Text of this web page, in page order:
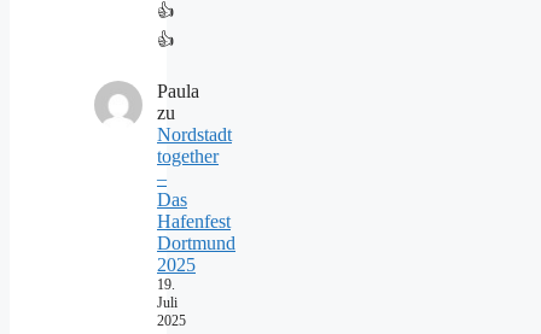
👍
👍
Paula
zu
Nordstadt
together
–
Das
Hafenfest
Dortmund
2025
19.
Juli
2025